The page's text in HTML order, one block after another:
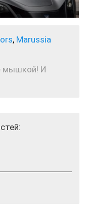
, Marussia
мышкой! И